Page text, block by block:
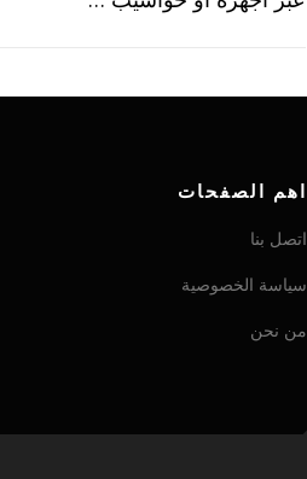
اهم الصفحات
اتصل بنا
سياسة الخصوصية
من نحن